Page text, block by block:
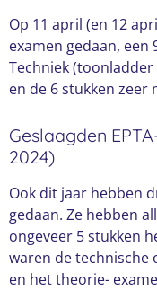
Op 11 april (en 12
examen gedaan,
Techniek
en de 6 stukken zeer
Geslaagden
2024)
Ook dit jaar hebben
gedaan. Ze hebben
ongeveer 5 stukken
waren de technische
en het theorie-